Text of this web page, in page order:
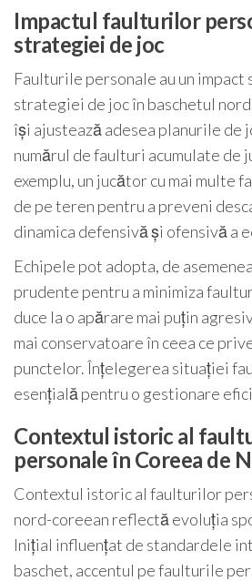
Impactul faulturilor
strategiei de joc
Faulturile personale au un impact
strategiei de joc în baschetul
își ajustează adesea planurile de
numărul de faulturi acumulate de
exemplu, un jucător cu mai multe
de pe teren pentru a preveni
dinamica defensivă și ofensivă a
Echipele pot adopta, de
prudente pentru a minimiza
duce la o apărare mai puțin
mai conservatoare în ceea ce
punctelor. Înțelegerea situației
esențială pentru o gestionare
Contextul istoric al
personale în Coreea de
Contextul istoric al faulturilor
nord-coreean reflectă evoluția
Inițial influențat de standardele
baschet, accentul pe faulturile